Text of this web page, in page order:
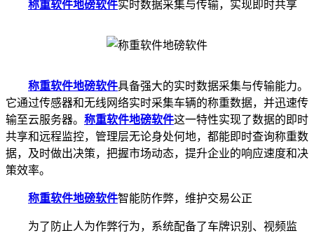
称重软件地磅软件实时数据采集与传输，实现即时共享
称重软件地磅软件具备强大的实时数据采集与传输能力。
它通过传感器和无线网络实时采集车辆的称重数据，并迅速传
输至云服务器。 称重软件地磅软件这一特性实现了数据的即时
共享和远程监控，管理层无论身处何地，都能即时查询称重数
据，及时做出决策，把握市场动态，提升企业的响应速度和决
策效率。
称重软件地磅软件智能防作弊，维护交易公正
为了防止人为作弊行为，系统配备了车牌识别、视频监